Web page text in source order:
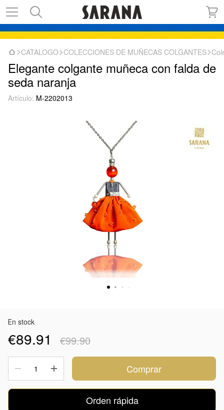
CATALOGO COLECCIONES DE MUÑECAS COLGANTES
Elegante colgante muñeca con falda de
seda naranja
Artículo: M-2202013
Еn stock
€89.91 €99.90
Comprar
Orden rápida